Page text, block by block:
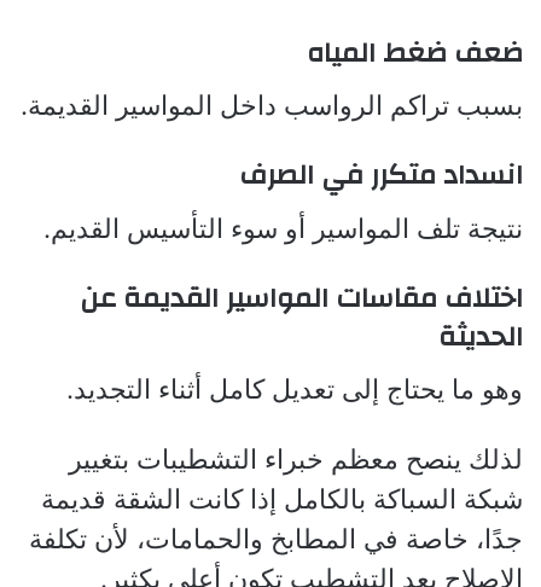
ضعف ضغط المياه
بسبب تراكم الرواسب داخل المواسير القديمة.
انسداد متكرر في الصرف
نتيجة تلف المواسير أو سوء التأسيس القديم.
اختلاف مقاسات المواسير القديمة عن
الحديثة
وهو ما يحتاج إلى تعديل كامل أثناء التجديد.
لذلك ينصح معظم خبراء التشطيبات بتغيير
شبكة السباكة بالكامل إذا كانت الشقة قديمة
جدًا، خاصة في المطابخ والحمامات، لأن تكلفة
الإصلاح بعد التشطيب تكون أعلى بكثير.